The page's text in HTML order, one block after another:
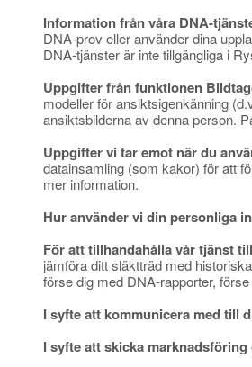
Information från våra DNA-
DNA-prov eller använder dina
DNA-tjänster är inte tillgängliga i
Uppgifter från funktionen
modeller för ansiktsigenkänning
ansiktsbilderna av denna person.
Uppgifter vi tar emot när du
datainsamling (som kakor) för att
mer information.
Hur använder vi din personliga
För att tillhandahålla vår tjänst
jämföra ditt släktträd med
förse dig med DNA-rapporter,
I syfte att kommunicera med till
I syfte att skicka